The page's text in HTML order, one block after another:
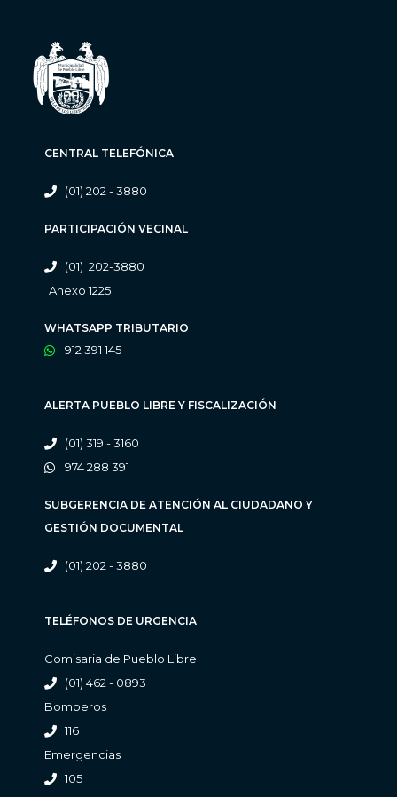
CENTRAL TELEFÓNICA
(01) 202 - 3880
PARTICIPACIÓN VECINAL
(01) 202-3880
Anexo 1225
WHATSAPP TRIBUTARIO
912 391 145
ALERTA PUEBLO LIBRE Y FISCALIZACIÓN
(01) 319 - 3160
974 288 391
SUBGERENCIA DE ATENCIÓN AL CIUDADANO Y
GESTIÓN DOCUMENTAL
(01) 202 - 3880
TELÉFONOS DE URGENCIA
Comisaria de Pueblo Libre
(01) 462 - 0893
Bomberos
116
Emergencias
105